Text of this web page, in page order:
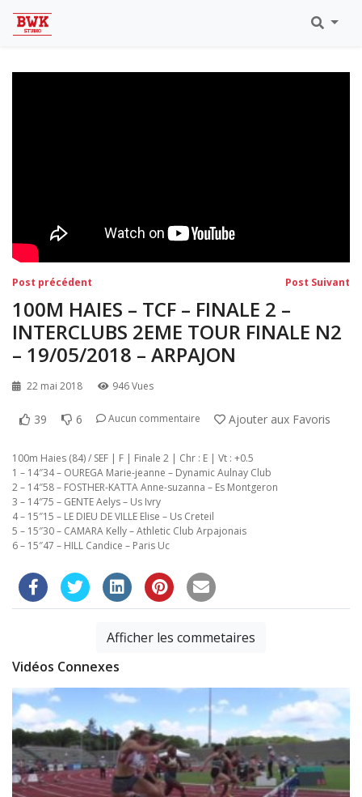
Eaubonne 2019
Navigation
de
l’article
Post précédent Post Suivant
100M HAIES – TCF – FINALE 2 –
INTERCLUBS 2EME TOUR FINALE N2
– 19/05/2018 – ARPAJON
22 mai 2018 946 Vues
39 6 Aucun commentaire Ajouter aux Favoris
100m Haies (84) / SEF | F | Finale 2 | Chr : E | Vt : +0.5
1 – 14″34 – OUREGA Marie-jeanne – Dynamic Aulnay Club
2 – 14″58 – FOSTHER-KATTA Anne-suzanna – Es Montgeron
3 – 14″75 – GENTE Aelys – Us Ivry
4 – 15″15 – LE DIEU DE VILLE Elise – Us Creteil
5 – 15″30 – CAMARA Kelly – Athletic Club Arpajonais
6 – 15″47 – HILL Candice – Paris Uc
Afficher les commetaires
Vidéos Connexes